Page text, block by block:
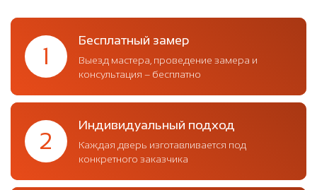
1
Бесплатный замер
Выезд мастера, проведение замера и
консультация – бесплатно
2
Индивидуальный подход
Каждая дверь изготавливается под
конкретного заказчика